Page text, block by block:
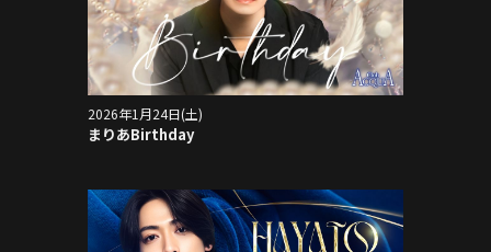
2026年1月24日(土)
まりあBirthday